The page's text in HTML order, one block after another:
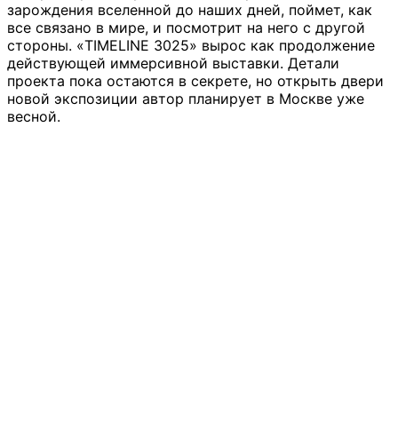
зарождения вселенной до наших дней, поймет, как
все связано в мире, и посмотрит на него с другой
стороны. «TIMELINE 3025» вырос как продолжение
действующей иммерсивной выставки. Детали
проекта пока остаются в секрете, но открыть двери
новой экспозиции автор планирует в Москве уже
весной.